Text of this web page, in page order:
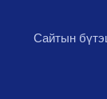
Сайтын